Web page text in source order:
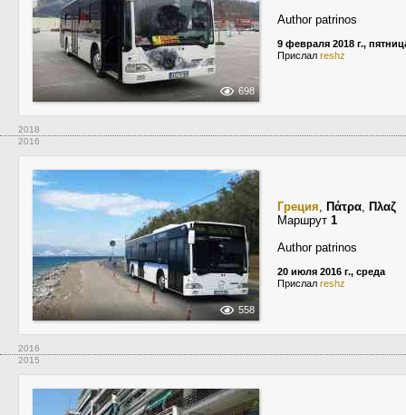
698
Author patrinos
9 февраля 2018 г.,
Прислал reshz
2018
2016
558
Греция, Πάτρα, Πλαζ
Маршрут 1
Author patrinos
20 июля 2016 г., среда
Прислал reshz
2016
2015